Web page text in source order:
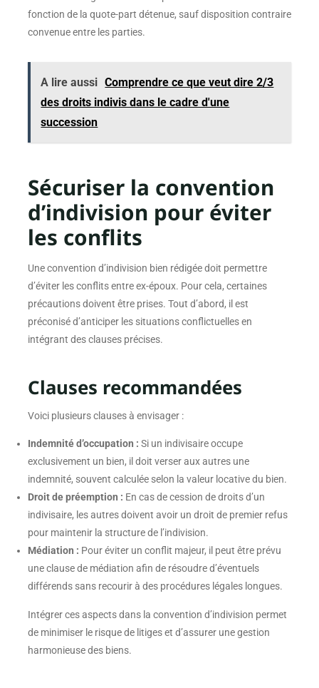
fonction de la quote-part détenue, sauf disposition contraire
convenue entre les parties.
A lire aussi Comprendre ce que veut dire 2/3
des droits indivis dans le cadre d'une
succession
Sécuriser la convention
d’indivision pour éviter
les conflits
Une convention d’indivision bien rédigée doit permettre
d’éviter les conflits entre ex-époux. Pour cela, certaines
précautions doivent être prises. Tout d’abord, il est
préconisé d’anticiper les situations conflictuelles en
intégrant des clauses précises.
Clauses recommandées
Voici plusieurs clauses à envisager :
Indemnité d’occupation : Si un indivisaire occupe
exclusivement un bien, il doit verser aux autres une
indemnité, souvent calculée selon la valeur locative du bien.
Droit de préemption : En cas de cession de droits d’un
indivisaire, les autres doivent avoir un droit de premier refus
pour maintenir la structure de l’indivision.
Médiation : Pour éviter un conflit majeur, il peut être prévu
une clause de médiation afin de résoudre d’éventuels
différends sans recourir à des procédures légales longues.
Intégrer ces aspects dans la convention d’indivision permet
de minimiser le risque de litiges et d’assurer une gestion
harmonieuse des biens.